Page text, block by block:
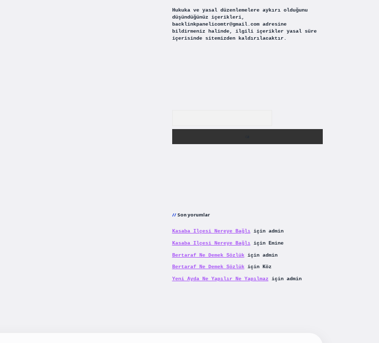
Hukuka ve yasal düzenlemelere aykırı olduğunu
düşündüğünüz içerikleri,
backlinkpanelicomtr@gmail.comadresine
bildirmeniz halinde, ilgili içerikler yasal süre
içerisinde sitemizden kaldırılacaktır.
Son yorumlar
Kasaba Ilçesi Nereye Bağlıiçin admin
Kasaba Ilçesi Nereye Bağlıiçin Emine
Bertaraf Ne Demek Sözlükiçin admin
Bertaraf Ne Demek Sözlükiçin Köz
Yeni Ayda Ne Yapılır Ne Yapılmaziçin admin